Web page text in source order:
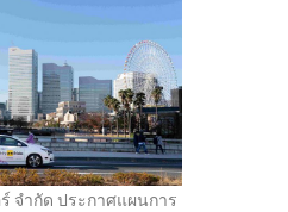
จำกัด ประกาศแผนการ